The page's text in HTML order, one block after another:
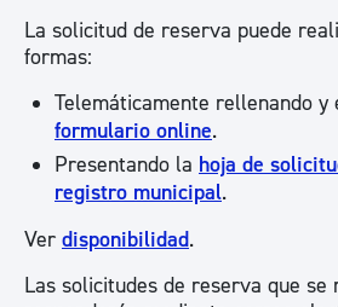
La solicitud de reserva puede
formas:
Telemáticamente rellenando y
formulario online.
Presentando la hoja de
registro municipal.
Ver disponibilidad.
Las solicitudes de reserva que se